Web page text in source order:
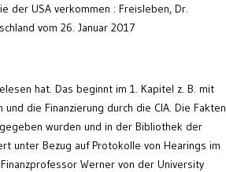
der USA verkommen : Freisleben, Dr.
vom 26. Januar 2017
hat. Das beginnt im 1. Kapitel z. B. mit
die Finanzierung durch die CIA. Die Fakten
wurden und in der Bibliothek der
unter Bezug auf Protokolle von Hearings im
Werner von der University